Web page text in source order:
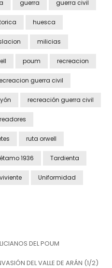
guerra guerra civil
huesca
milicias
poum recreacion
guerra civil
recreación guerra civil
ruta orwell
1936 Tardienta
Uniformidad
DEL POUM
DEL VALLE DE ARÁN (1/2)